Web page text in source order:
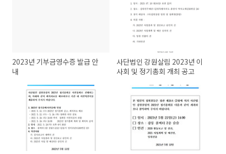
2023년 기부금영수증 발급 안
내
사단법인 강원살림 2023년 이
사회 및 정기총회 개최 공고